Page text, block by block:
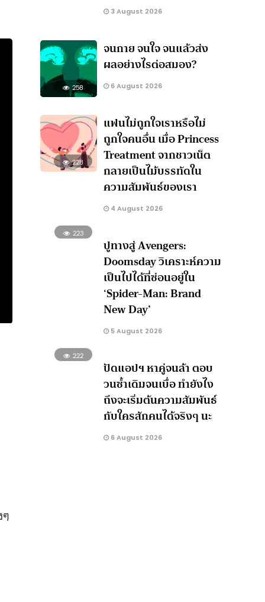
3 August 2026
258
จนกาย จนใจ จนแล้วส่ง
ผลอย่างไรต่อสมอง?
6 August 2026
228
แฟนไม่ถูกใจเราหรือไม่
ถูกใจคนอื่น เมื่อ Princess
Treatment จากชาวเน็ต
กลายเป็นไม้บรรทัดใน
ความสัมพันธ์ของเรา
4 August 2026
223
ปูทางสู่ Avengers:
Doomsday วิเคราะห์ความ
เป็นไปได้ที่ซ่อนอยู่ใน
‘Spider-Man: Brand
New Day’
5 August 2026
222
ปัดแอปฯ หาคู่จนล้า ตอบ
วนซ้ำเดิมจนเบื่อ ทำยังไง
ถึงจะเริ่มต้นความสัมพันธ์
กับใครสักคนได้จริงๆ นะ
6 August 2026